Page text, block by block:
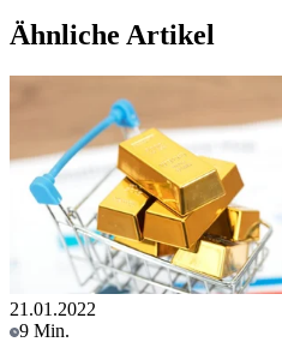
Ähnliche Artikel
21.01.2022
9 Min.